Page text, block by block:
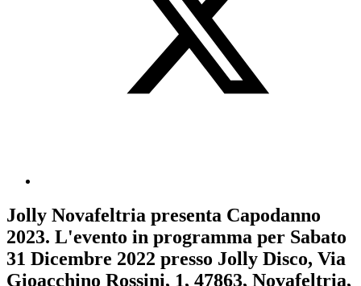
Jolly Novafeltria presenta Capodanno
2023. L'evento in programma per Sabato
31 Dicembre 2022 presso Jolly Disco, Via
Gioacchino Rossini, 1, 47863, Novafeltria,